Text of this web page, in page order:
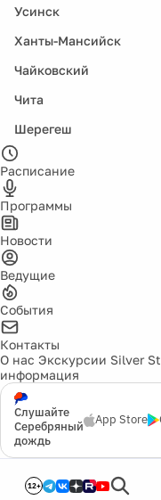
Усинск
Ханты-Мансийск
Чайковский
Чита
Шерегеш
Расписание
Программы
Новости
Ведущие
События
Контакты
О нас Экскурсии Silver
информация
Слушайте
Серебряный
дождь
App Store
12+